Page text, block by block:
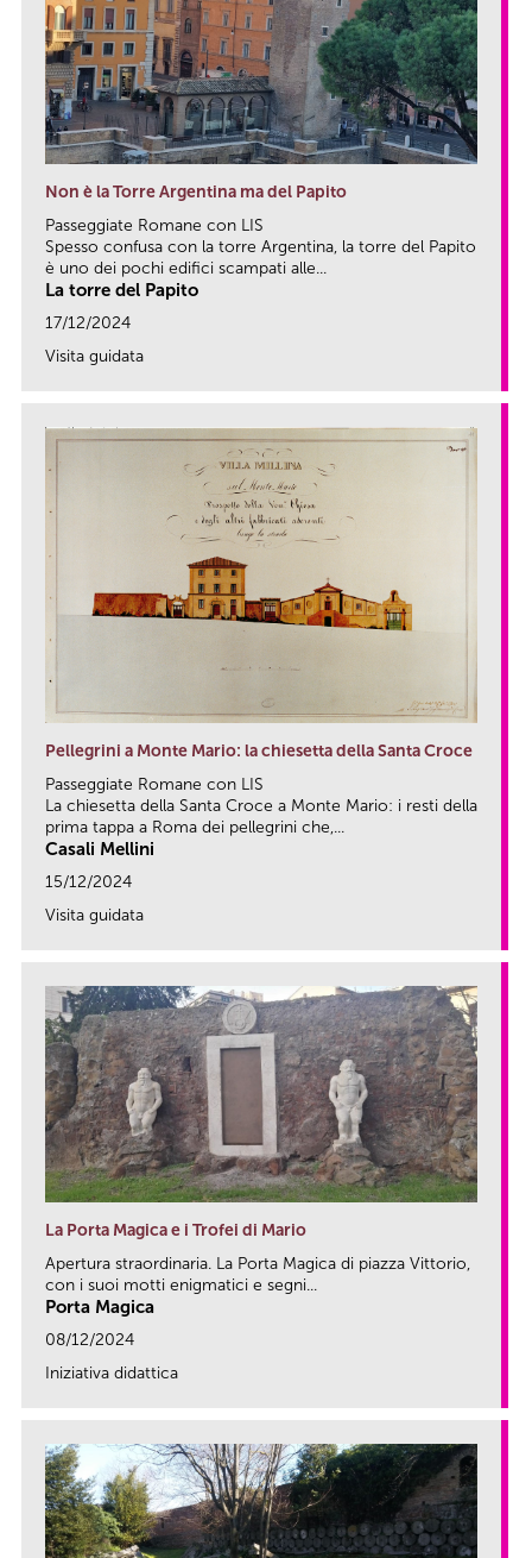
Non è la Torre Argentina ma del Papito
Passeggiate Romane con LIS
Spesso confusa con la torre Argentina, la torre del Papito
è uno dei pochi edifici scampati alle...
La torre del Papito
17/12/2024
Visita guidata
Pellegrini a Monte Mario: la chiesetta della Santa Croce
Passeggiate Romane con LIS
La chiesetta della Santa Croce a Monte Mario: i resti della
prima tappa a Roma dei pellegrini che,...
Casali Mellini
15/12/2024
Visita guidata
La Porta Magica e i Trofei di Mario
Apertura straordinaria. La Porta Magica di piazza Vittorio,
con i suoi motti enigmatici e segni...
Porta Magica
08/12/2024
Iniziativa didattica